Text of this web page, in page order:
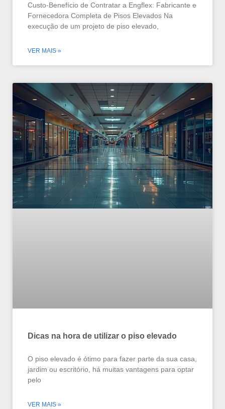
Custo-Benefício de Contratar a Engflex: Fabricante e
Fornecedora Completa de Pisos Elevados Na
execução de um projeto de piso elevado,
VER MAIS »
Dicas na hora de utilizar o piso elevado
O piso elevado é ótimo para fazer parte da sua casa,
jardim ou escritório, há muitas vantagens para optar
pelo
VER MAIS »